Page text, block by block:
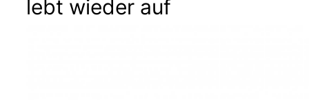
lebt wieder auf